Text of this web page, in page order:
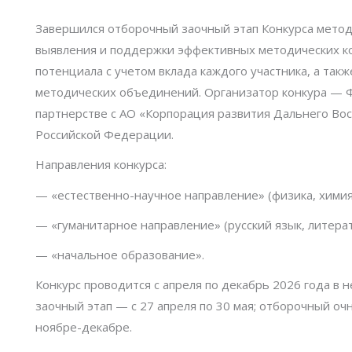
Завершился отборочный заочный этап Конкурса
выявления и поддержки эффективных методических
потенциала с учетом вклада каждого участника, а
методических объединений. Организатор конкура
партнерстве с АО «Корпорация развития Дальнего
Российской Федерации.
Направления конкурса:
— «естественно-научное направление» (физика,
— «гуманитарное направление» (русский язык,
— «начальное образование».
Конкурс проводится с апреля по декабрь 2026 года в
заочный этап — с 27 апреля по 30 мая; отборочный
ноябре-декабре.